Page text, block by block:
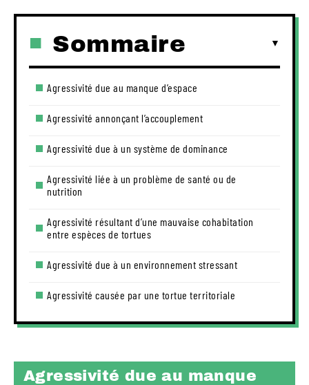
Sommaire
Agressivité due au manque d’espace
Agressivité annonçant l’accouplement
Agressivité due à un système de dominance
Agressivité liée à un problème de santé ou de
nutrition
Agressivité résultant d’une mauvaise cohabitation
entre espèces de tortues
Agressivité due à un environnement stressant
Agressivité causée par une tortue territoriale
Agressivité due au manque